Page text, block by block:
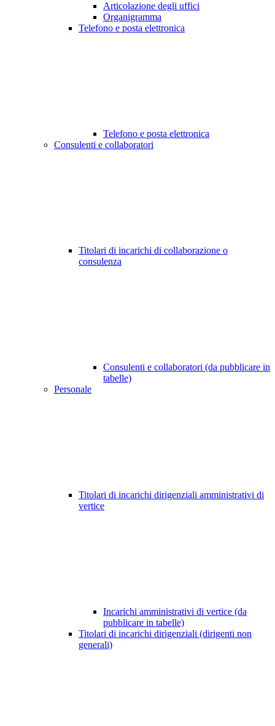
Articolazione degli uffici
Organigramma
Telefono e posta elettronica
Telefono e posta elettronica
Consulenti e collaboratori
Titolari di incarichi di collaborazione o
consulenza
Consulenti e collaboratori (da pubblicare in
tabelle)
Personale
Titolari di incarichi dirigenziali amministrativi di
vertice
Incarichi amministrativi di vertice (da
pubblicare in tabelle)
Titolari di incarichi dirigenziali (dirigenti non
generali)